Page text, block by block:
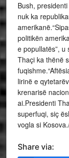
Bush,
nuk ka
politikën
e popullatës”,
Thaçi ka thënë
lirinë e
krenarisë
ai.Presidenti
superfuqi, siç
vogla si
Share via: